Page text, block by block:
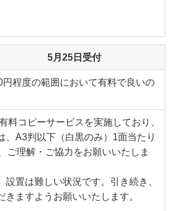
5月25日受付
程度の範囲において有料で良いの
コピーサービスを実施しており、
A3判以下（白黒のみ）1面当たり
ご理解・ご協力をお願いいたしま
置は難しい状況です。引き続き、
ますようお願いいたします。